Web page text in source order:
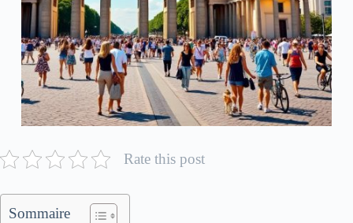
Rate this post
Sommaire